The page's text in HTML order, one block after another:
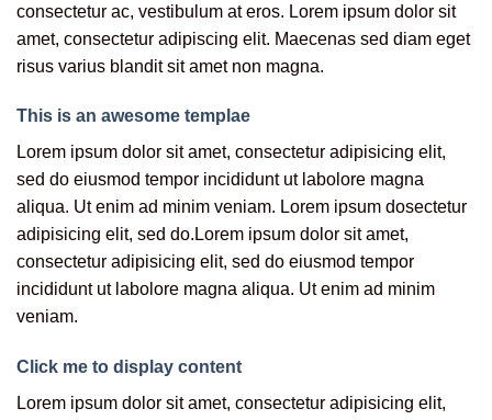
consectetur ac, vestibulum at eros. Lorem ipsum dolor sit
amet, consectetur adipiscing elit. Maecenas sed diam eget
risus varius blandit sit amet non magna.
This is an awesome templae
Lorem ipsum dolor sit amet, consectetur adipisicing elit,
sed do eiusmod tempor incididunt ut labolore magna
aliqua. Ut enim ad minim veniam. Lorem ipsum dosectetur
adipisicing elit, sed do.Lorem ipsum dolor sit amet,
consectetur adipisicing elit, sed do eiusmod tempor
incididunt ut labolore magna aliqua. Ut enim ad minim
veniam.
Click me to display content
Lorem ipsum dolor sit amet, consectetur adipisicing elit,